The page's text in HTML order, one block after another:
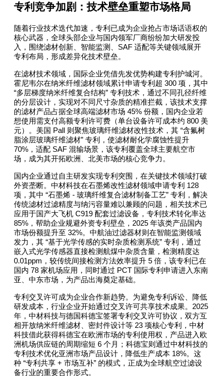
专利竞争加剧：技术壁垒重塑市场格局
随着行业技术迭代加速，专利已成为企业抢占市场话语权的
核心武器，全球头部企业与国内领军厂商纷纷加大研发投
入，围绕滤材创新、智能监测、 SAF 适配等关键领域展开
专利布局，形成差异化技术壁垒。
在滤材技术领域，国际企业凭借先发优势构建专利护城河。
霍尼韦尔在纳米纤维滤材领域累计申请专利超 300 项，其中
“多层梯度纳米纤维复合结构” 专利技术，通过不同孔径纤维
的分层设计，实现对不同尺寸杂质的精准拦截，该技术支撑
的滤材产品占据全球高端滤材市场 45% 份额，国内企业若
想使用需支付高额专利许可费（单台设备许可成本约 800 美
元）。美国 Pall 则聚焦玻璃纤维滤材改性技术，其 “含氟树
脂涂层玻璃纤维滤材” 专利，使滤材耐化学腐蚀性提升
70% ，适配 SAF 混输场景，该专利覆盖全球主要航空市
场，成为其开拓欧洲、北美市场的核心竞争力。
国内企业通过自主研发实现专利突围，在关键技术领域打破
外资垄断。中材科技在石墨烯改性滤材领域申请专利 128
项，其中 “石墨烯 - 玻璃纤维复合滤材制备工艺” 专利，解决
传统滤材过滤精度与纳污容量难以兼顾的问题，相关技术已
应用于国产大飞机 C919 配套过滤设备，专利技术转化率达
85% ，帮助企业规避外资专利壁垒， 2025 年该类产品国内
市场份额提升至 32%。中航油过滤器材则在智能监测领域
发力，其 “基于光学传感的实时杂质检测系统” 专利，通过
嵌入式光学传感器直接检测航煤中杂质含量，检测精度达
0.01ppm ，较传统间接检测方法效率提升 5 倍，该专利已在
国内 78 家机场应用，同时通过 PCT 国际专利申请进入东南
亚、中东市场，为产品出海奠定基础。
专利交叉许可成为企业合作新趋势。为避免专利诉讼、降低
研发成本，行业企业开始通过交叉许可共享技术成果。 2025
年，中材科技与德国科德宝签署专利交叉许可协议，双方互
相开放纳米纤维滤材、密封件设计等 23 项核心专利，中材
科技借此获得科德宝在欧洲市场的专利使用权，产品进入欧
洲机场供应链的周期缩短 6 个月；科德宝则通过中材科技的
专利技术优化亚洲市场产品设计，降低生产成本 18%。这
种 “专利共享 + 市场互补” 的模式，正成为全球航空过滤设
备行业的重要合作形式。